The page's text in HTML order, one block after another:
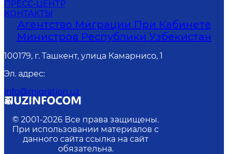
ПРЕСС-ЦЕНТР
КОНТАКТЫ
Агентство Миграции При Кабинете
Министров Республики Узбекистан
100179, г. Ташкент, улица Камарнисо, 1
Эл. адрес:
info@migration.uz
© 2001-2026 Все права защищены.
При использовании материалов с
данного сайта ссылка на сайт
обязательна.